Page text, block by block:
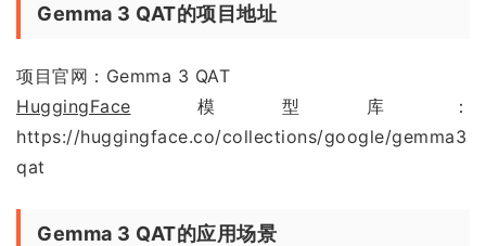
Gemma 3 QAT的项目地址
项目官网：Gemma 3 QAT
HuggingFace 模型库：
https://huggingface.co/collections/google/gemma3
qat
Gemma 3 QAT的应用场景